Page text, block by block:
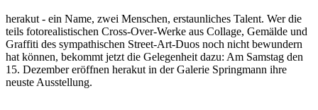
herakut - ein Name, zwei Menschen, erstaunliches Talent. Wer die
teils fotorealistischen Cross-Over-Werke aus Collage, Gemälde und
Graffiti des sympathischen Street-Art-Duos noch nicht bewundern
hat können, bekommt jetzt die Gelegenheit dazu: Am Samstag den
15. Dezember eröffnen herakut in der Galerie Springmann ihre
neuste Ausstellung.